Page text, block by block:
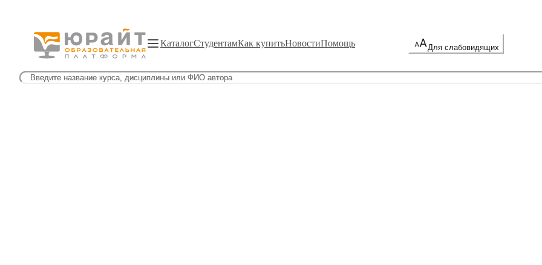
КаталогСтудентамКак купитьНовостиПомощь Для слабовидящих